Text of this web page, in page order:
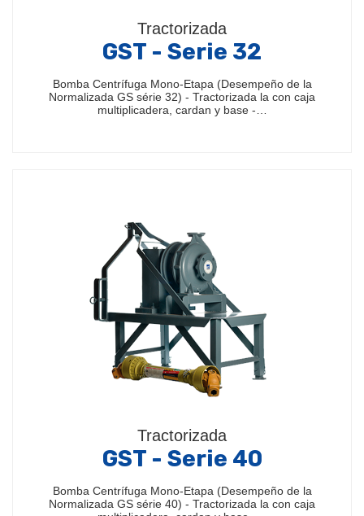
Tractorizada
GST - Serie 32
Bomba Centrífuga Mono-Etapa (Desempeño de la
Normalizada GS série 32) - Tractorizada la con caja
multiplicadera, cardan y base -…
Tractorizada
GST - Serie 40
Bomba Centrífuga Mono-Etapa (Desempeño de la
Normalizada GS série 40) - Tractorizada la con caja